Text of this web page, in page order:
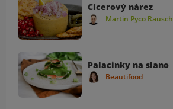
Cícerový nárez
Martin Pyco Rausch
Palacinky na slano
Beautifood